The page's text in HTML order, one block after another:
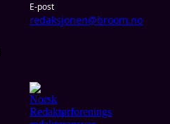
E-post
redaksjonen@broom.no